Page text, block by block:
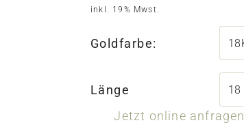
inkl. 19% Mwst.
Goldfarbe:
Länge
Jetzt online anfragen